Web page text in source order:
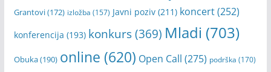
Grantovi(172) izložba (157) Javni poziv(211) koncert(252)
konferencija (193) konkurs(369) Mladi (703)
Obuka(190) online (620) Open Call (275) podrška (170)